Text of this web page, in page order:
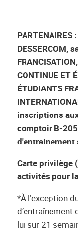
PARTENAIRES
DESSERCOM,
CONTINUE ET
ÉTUDIANTS
inscriptions
comptoir B-
d'entrainement
Carte privilège
activités pour
*À l’exception
d’entraînement
lui sur 21